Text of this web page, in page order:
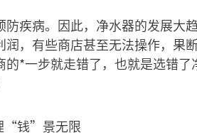
疾病。因此，净水器的发展大
，有些商店甚至无法操作，果
*一步就走错了，也就是选错了